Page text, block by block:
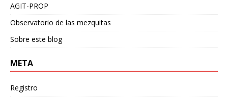
AGIT-PROP
Observatorio de las mezquitas
Sobre este blog
META
Registro